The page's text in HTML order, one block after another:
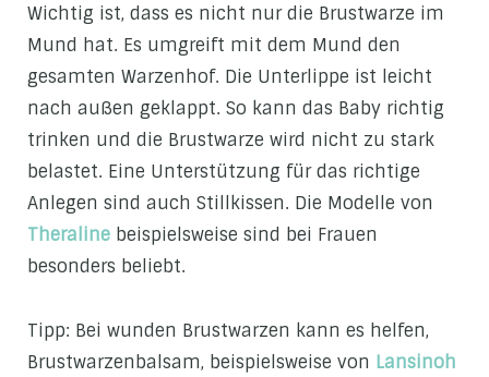
Wichtig ist, dass es nicht nur die Brustwarze im
Mund hat. Es umgreift mit dem Mund den
gesamten Warzenhof. Die Unterlippe ist leicht
nach außen geklappt. So kann das Baby richtig
trinken und die Brustwarze wird nicht zu stark
belastet. Eine Unterstützung für das richtige
Anlegen sind auch Stillkissen. Die Modelle von
Theraline beispielsweise sind bei Frauen
besonders beliebt.
Tipp: Bei wunden Brustwarzen kann es helfen,
Brustwarzenbalsam, beispielsweise von Lansinoh